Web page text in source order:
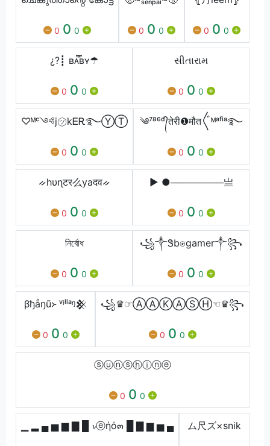
0 0 0 0 0 0 0 0 0
¿?┋ ʙᴀ፝֟፝֟ʙʏㅤ☂︎
0 0 0
સીતારામ
0 0 0
♡ᴹᶜ༺j㋡kᎬᎡ࿐ⓎⓉ
0 0 0
༄⁷⁸⁶ᵈ᭄तेरी❶मौत〲ᴹᵃᶠⁱᵃ࿐
0 0 0
ᨀhυɳटर么yaदवᨀ
0 0 0
▶ ●────────亗
0 0 0
নির্বোধ
0 0 0
꧁༒Ꮥb⍟gamer༒꧂
0 0 0
βђẳŋũ᚛ ᵛᶤˡˡᵃᵑ𒆜
0 0 0
꧁♛☞ⒶⒶⓀⒶⓈⒽ☜♛꧂
0 0 0
ⓢⓤⓝⓢⓗⓘⓝⓔ
0 0 0
▁ ▂ ▄ ▅ ▆ ▇ █ 𝓿ⓔήό๓ █ ▇ ▆ ▅ ▄ ム尺ズ×snik